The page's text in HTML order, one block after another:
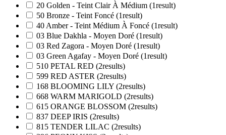
20 Golden - Teint Clair À Médium (1result)
50 Bronze - Teint Foncé (1result)
40 Amber - Teint Médium À Foncé (1result)
03 Blue Dakhla - Moyen Doré (1result)
03 Red Zagora - Moyen Doré (1result)
03 Green Agafay - Moyen Doré (1result)
510 PETAL RED (2results)
599 RED ASTER (2results)
168 BLOOMING LILY (2results)
668 WARM MARIGOLD (2results)
615 ORANGE BLOSSOM (2results)
837 DEEP IRIS (2results)
815 TENDER LILAC (2results)